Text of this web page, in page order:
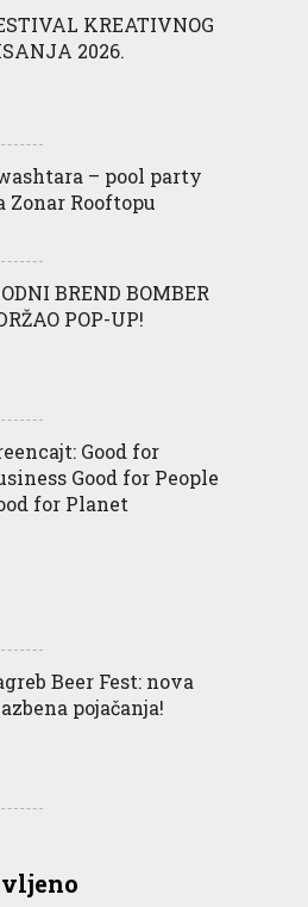
KREATIVNOG
2026.
– pool party
Zonar Rooftopu
BREND BOMBER
POP-UP!
Good for
Good for People
for Planet
Beer Fest: nova
pojačanja!